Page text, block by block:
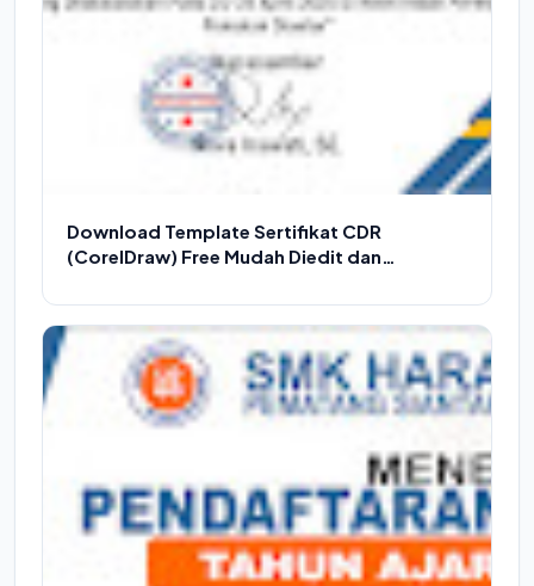
Download Template Sertifikat CDR
(CorelDraw) Free Mudah Diedit dan